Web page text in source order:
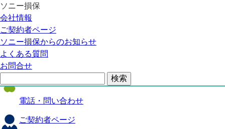
ソニー損保
会社情報
ご契約者ページ
ソニー損保からのお知らせ
よくある質問
お問合せ
自動車保険
医療保険
火災保険
海外旅行保険
電話・問い合わせ
ご契約者ページ